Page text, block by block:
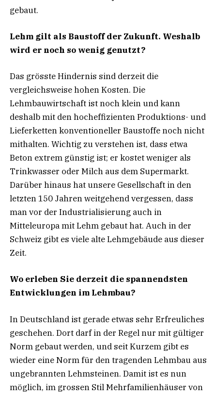
gebaut.
Lehm gilt als Baustoff der Zukunft. Weshalb
wird er noch so wenig genutzt?
Das grösste Hindernis sind derzeit die
vergleichsweise hohen Kosten. Die
Lehmbauwirtschaft ist noch klein und kann
deshalb mit den hocheffizienten Produktions- und
Lieferketten konventioneller Baustoffe noch nicht
mithalten. Wichtig zu verstehen ist, dass etwa
Beton extrem günstig ist; er kostet weniger als
Trinkwasser oder Milch aus dem Supermarkt.
Darüber hinaus hat unsere Gesellschaft in den
letzten 150 Jahren weitgehend vergessen, dass
man vor der Industrialisierung auch in
Mitteleuropa mit Lehm gebaut hat. Auch in der
Schweiz gibt es viele alte Lehmgebäude aus dieser
Zeit.
Wo erleben Sie derzeit die spannendsten
Entwicklungen im Lehmbau?
In Deutschland ist gerade etwas sehr Erfreuliches
geschehen. Dort darf in der Regel nur mit gültiger
Norm gebaut werden, und seit Kurzem gibt es
wieder eine Norm für den tragenden Lehmbau aus
ungebrannten Lehmsteinen. Damit ist es nun
möglich, im grossen Stil Mehrfamilienhäuser von